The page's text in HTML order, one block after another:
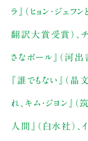
ラ』（ヒョン・ジェ
翻訳大賞受賞）、チ
さなボール』（河出
『誰でもない』（晶
れ、キム・ジヨン』
人間』（白水社）